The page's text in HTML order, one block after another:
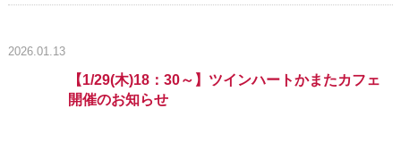
2026.01.13
【1/29(木)18：30～】ツインハートかまたカフェ
開催のお知らせ